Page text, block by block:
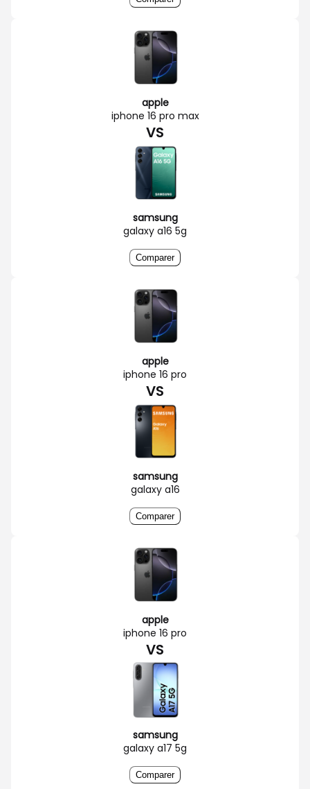
apple
iphone 16 pro max
VS
samsung
galaxy a16 5g
Comparer
apple
iphone 16 pro
VS
samsung
galaxy a16
Comparer
apple
iphone 16 pro
VS
samsung
galaxy a17 5g
Comparer